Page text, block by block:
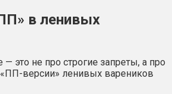
в ленивых
это не про строгие запреты, а про
версии» ленивых вареников